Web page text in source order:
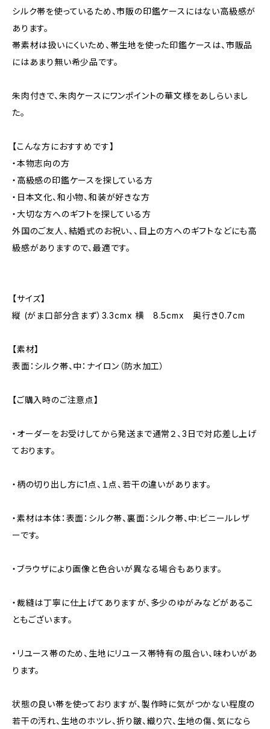
シルク帯を使っているため、市販の印鑑ケースにはない高級感が
あります。
帯素材は扱いにくいため、帯生地を使った印鑑ケースは、市販品
にはあまり無い希少品です。
朱肉付きで、朱肉ケースにワンポイントの華文様をあしらいまし
た。
【こんな方におすすめです】
・本物志向の方
・高級感の印鑑ケースを探している方
・日本文化、和小物、和装が好きな方
・大切な方へのギフトを探している方
外国のご友人、結婚式のお祝い、、目上の方へのギフトなどにも高
級感がありますので、最適です。
【サイズ】
縦 (がま口部分含まず）3.3cmx 横 8.5cmx 奥行き0.7cm
【素材】
表面：シルク帯、中：ナイロン（防水加工）
【ご購入時のご注意点】
・オーダーをお受けしてから発送まで通常２、3日で対応差し上げ
ております。
・柄の切り出し方に1点、１点、若干の違いがあります。
・素材は本体：表面：シルク帯、裏面：シルク帯、中:ビニールレザ
ーです。
・ブラウザにより画像と色合いが異なる場合もあります。
・裁縫は丁寧に仕上げてありますが、多少のゆがみなどがあるこ
ともございます。
・リユース帯のため、生地にリユース帯特有の風合い、味わいがあ
ります。
状態の良い帯を使っておりますが、製作時に気がつかない程度の
若干の汚れ、生地のホツレ、折り皺、織り穴、生地の傷、気になら